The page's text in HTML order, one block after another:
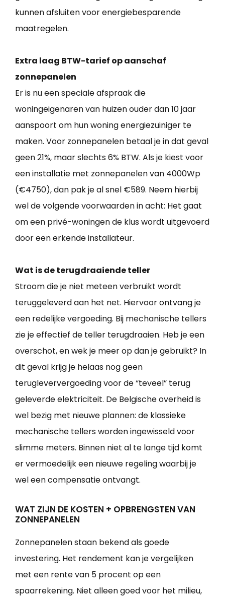
kunnen afsluiten voor energiebesparende
maatregelen.
Extra laag BTW-tarief op aanschaf
zonnepanelen
Er is nu een speciale afspraak die
woningeigenaren van huizen ouder dan 10 jaar
aanspoort om hun woning energiezuiniger te
maken. Voor zonnepanelen betaal je in dat geval
geen 21%, maar slechts 6% BTW. Als je kiest voor
een installatie met zonnepanelen van 4000Wp
(€4750), dan pak je al snel €589. Neem hierbij
wel de volgende voorwaarden in acht: Het gaat
om een privé-woningen de klus wordt uitgevoerd
door een erkende installateur.
Wat is de terugdraaiende teller
Stroom die je niet meteen verbruikt wordt
teruggeleverd aan het net. Hiervoor ontvang je
een redelijke vergoeding. Bij mechanische tellers
zie je effectief de teller terugdraaien. Heb je een
overschot, en wek je meer op dan je gebruikt? In
dit geval krijg je helaas nog geen
terugleververgoeding voor de “teveel” terug
geleverde elektriciteit. De Belgische overheid is
wel bezig met nieuwe plannen: de klassieke
mechanische tellers worden ingewisseld voor
slimme meters. Binnen niet al te lange tijd komt
er vermoedelijk een nieuwe regeling waarbij je
wel een compensatie ontvangt.
WAT ZIJN DE KOSTEN + OPBRENGSTEN VAN
ZONNEPANELEN
Zonnepanelen staan bekend als goede
investering. Het rendement kan je vergelijken
met een rente van 5 procent op een
spaarrekening. Niet alleen goed voor het milieu,